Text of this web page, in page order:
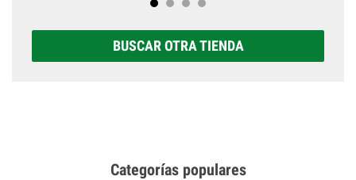
BUSCAR OTRA TIENDA
Categorías populares